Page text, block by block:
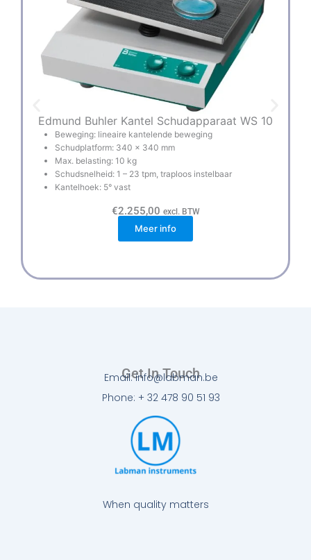
Edmund Buhler Kantel Schudapparaat WS 10
Beweging: lineaire kantelende beweging
Schudplatform: 340 x 340 mm
Max. belasting: 10 kg
Schudsnelheid: 1 – 23 tpm, traploos instelbaar
Kantelhoek: 5° vast
€2.255,00 excl. BTW
Meer info
When quality matters
Get In Touch
Email: info@labman.be
Phone: + 32 478 90 51 93